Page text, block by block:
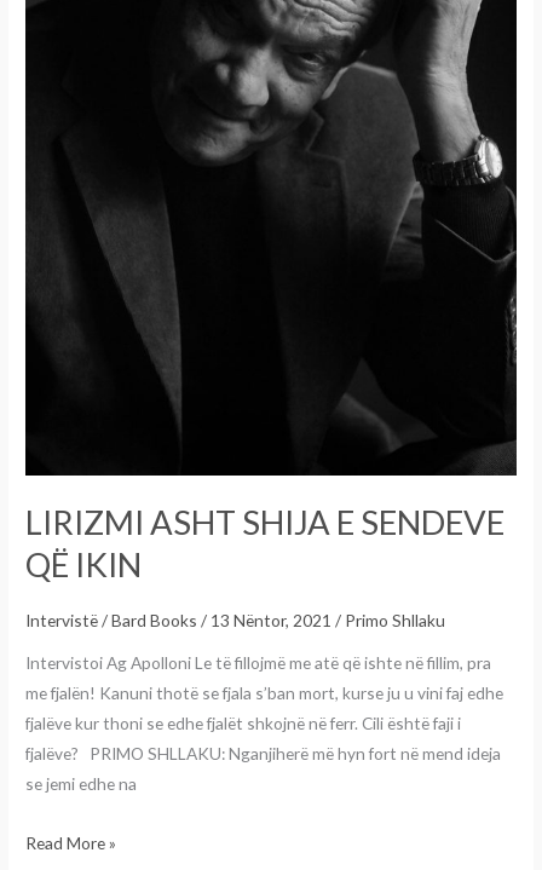
LIRIZMI ASHT SHIJA E SENDEVE
QË IKIN
Intervistë/Bard Books/ 13 Nëntor, 2021/ Primo Shllaku
Intervistoi Ag Apolloni Le të fillojmë me atë që ishte në fillim, pra
me fjalën! Kanuni thotë se fjala s’ban mort, kurse ju u vini faj edhe
fjalëve kur thoni se edhe fjalët shkojnë në ferr. Cili është faji i
fjalëve? PRIMO SHLLAKU: Nganjiherë më hyn fort në mend ideja
se jemi edhe na
Read More »